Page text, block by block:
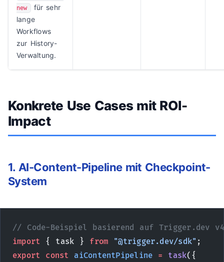
new für sehr
lange
Workflows
zur History-
Verwaltung.
Konkrete Use Cases mit ROI-
Impact
1. AI-Content-Pipeline mit Checkpoint-
System
// Code-Beispiel basierend auf Trigger.dev
import { task } from "@trigger.dev/sdk" ;
export const aiContentPipeline = task({